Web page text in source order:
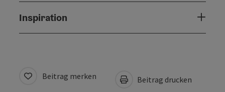
Inspiration
Beitrag merken Beitrag drucken